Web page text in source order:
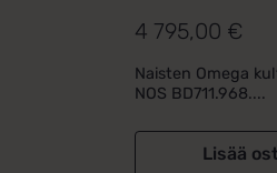
4 795,00 €
Naisten Omega
NOS BD711.968....
Lisää